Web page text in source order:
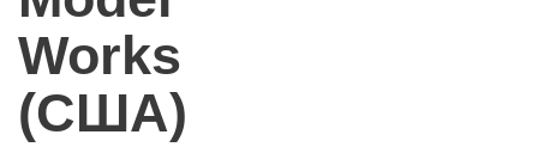
Works
(США)